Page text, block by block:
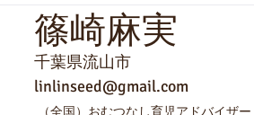
篠崎麻実
千葉県流山市
linlinseed@gmail.com
（全国）おむつなし育児アドバイザー